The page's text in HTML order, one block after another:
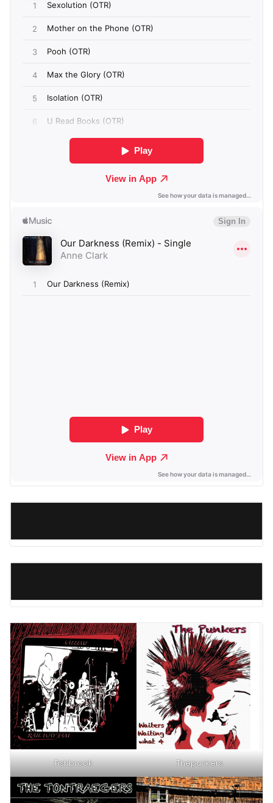
Fishbrook Thepunkers